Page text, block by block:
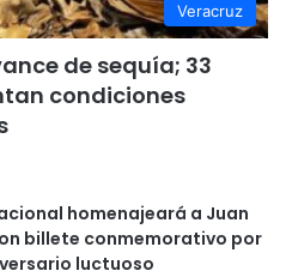
Veracruz
de sequía; 33
condiciones
homenajeará a Juan
billete conmemorativo por
luctuoso